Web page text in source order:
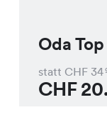
Oda Top
statt CHF 34
CHF